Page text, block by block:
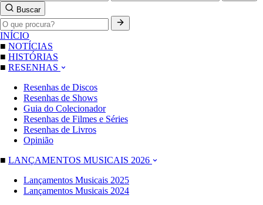
Buscar
INÍCIO
■ NOTÍCIAS
■ HISTÓRIAS
■ RESENHAS
Resenhas de Discos
Resenhas de Shows
Guia do Colecionador
Resenhas de Filmes e Séries
Resenhas de Livros
Opinião
■ LANÇAMENTOS MUSICAIS 2026
Lançamentos Musicais 2025
Lançamentos Musicais 2024